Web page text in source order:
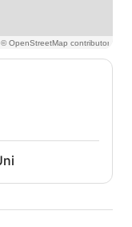
langues
Cervantes
l'Alliance